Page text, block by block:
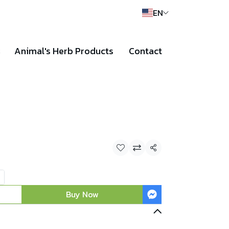
EN
Animal's Herb Products Contact
Share
Buy Now